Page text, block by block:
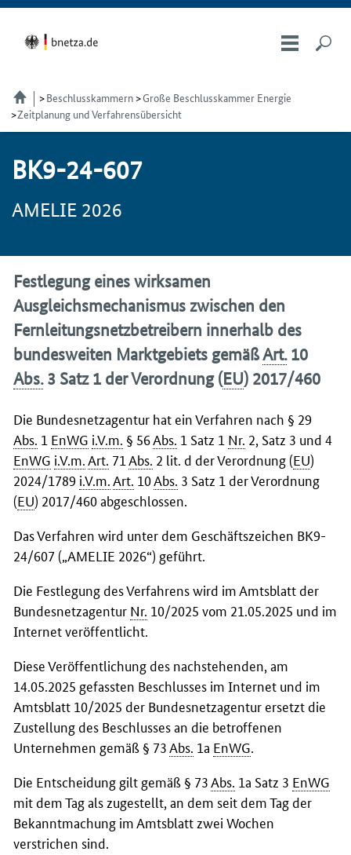
Beschlusskammern
Große Beschlusskammer Energie
Zeitplanung und Verfahrensübersicht
BK9-24-607
AMELIE 2026
Festlegung eines wirksamen
Ausgleichsmechanismus zwischen den
Fernleitungsnetzbetreibern innerhalb des
bundesweiten Marktgebiets gemäßArt.10
Abs.3 Satz 1 der Verordnung (EU) 2017/460
Die Bundesnetzagentur hat ein Verfahren nach § 29
Abs. 1 EnWG i.V.m. § 56Abs. 1 Satz 1 Nr. 2, Satz 3 und 4
EnWG i.V.m.Art. 71 Abs. 2 lit. d der Verordnung (EU)
2024/1789 i.V.m.Art. 10Abs. 3 Satz 1 der Verordnung
(EU) 2017/460 abgeschlossen.
Das Verfahren wird unter dem Geschäftszeichen BK9-
24/607 („AMELIE 2026“) geführt.
Die Festlegung des Verfahrens wird im Amtsblatt der
Bundesnetzagentur Nr. 10/2025 vom 21.05.2025 und im
Internet veröffentlicht.
Diese Veröffentlichung des nachstehenden, am
14.05.2025 gefassten Beschlusses im Internet und im
Amtsblatt 10/2025 der Bundesnetzagentur ersetzt die
Zustellung des Beschlusses an die betroffenen
Unternehmen gemäß § 73Abs. 1a EnWG.
Die Entscheidung gilt gemäß § 73Abs. 1a Satz 3 EnWG
mit dem Tag als zugestellt, an dem seit dem Tag der
Bekanntmachung im Amtsblatt zwei Wochen
verstrichen sind.